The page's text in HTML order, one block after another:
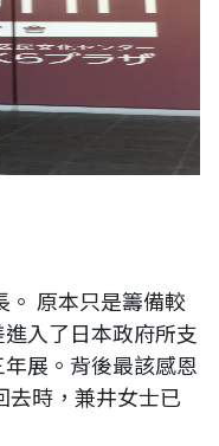
。 原本只是籌備較
入了日本政府所支
展。背後最該感恩
去時，兼井女士已